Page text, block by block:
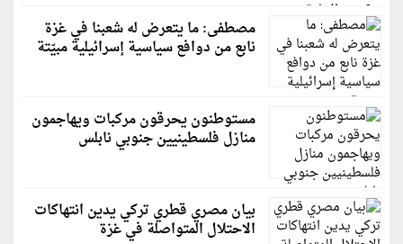
مصطفى: ما يتعرض له شعبنا في غزة
نابع من دوافع سياسية إسرائيلية مبيّتة
مستوطنون يحرقون مركبات ويهاجمون
منازل فلسطينيين جنوبي نابلس
بيان مصري قطري تركي يدين انتهاكات
الاحتلال المتواصلة في غزة